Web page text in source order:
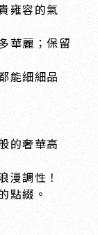
雍容的氣
華麗；保留
能細細品
的奢華高
漫調性！
點綴。